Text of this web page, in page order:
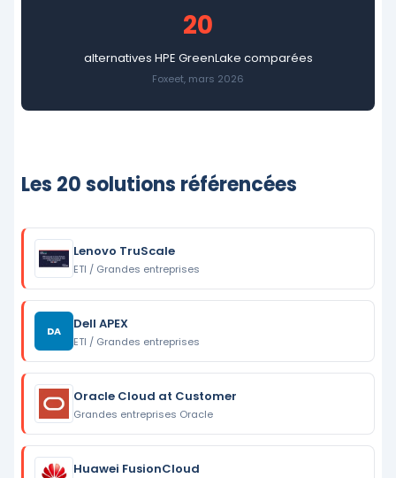
20
alternatives HPE GreenLake comparées
Foxeet, mars 2026
Les 20 solutions référencées
Lenovo TruScale
ETI / Grandes entreprises
DA Dell APEX
ETI / Grandes entreprises
Oracle Cloud at Customer
Grandes entreprises Oracle
Huawei FusionCloud